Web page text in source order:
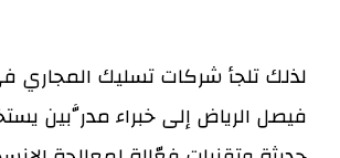
لذلك تلجأ شركات تسليك المجاري
فيصل الرياض إلى خبراء مدرَّبين